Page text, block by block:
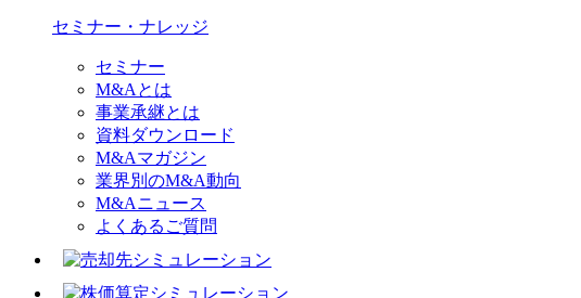
セミナー・ナレッジ
セミナー
M&Aとは
事業承継とは
資料ダウンロード
M&Aマガジン
業界別のM&A動向
M&Aニュース
よくあるご質問